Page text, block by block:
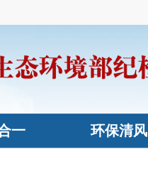
一 环保清风